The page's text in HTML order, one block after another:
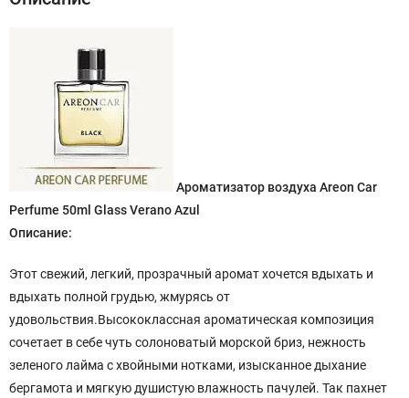
Ароматизатор воздуха Areon Car
Perfume 50ml Glass Verano Azul
Описание:
Этот свежий, легкий, прозрачный аромат хочется вдыхать и
вдыхать полной грудью, жмурясь от
удовольствия.Высококлассная ароматическая композиция
сочетает в себе чуть солоноватый морской бриз, нежность
зеленого лайма с хвойными нотками, изысканное дыхание
бергамота и мягкую душистую влажность пачулей. Так пахнет